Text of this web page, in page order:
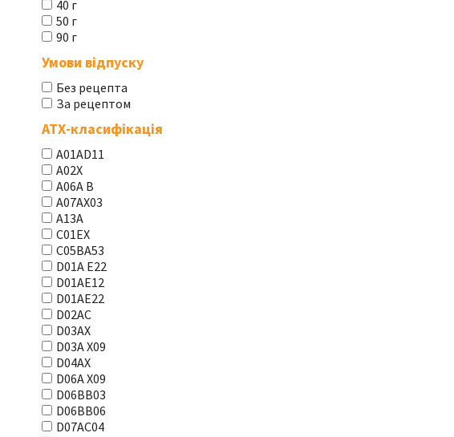
40 г
50 г
90 г
Умови відпуску
Без рецепта
За рецептом
АТХ-класифікація
A01AD11
A02X
A06A В
A07AX03
A13A
C01EX
C05BA53
D01A E22
D01AE12
D01AE22
D02AC
D03AX
D03A X09
D04AX
D06A X09
D06BB03
D06BB06
D07AC04